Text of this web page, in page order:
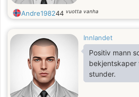
Andre198244 vuotta vanha
Innlandet
Positiv mann
stunder.